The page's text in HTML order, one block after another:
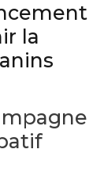
la